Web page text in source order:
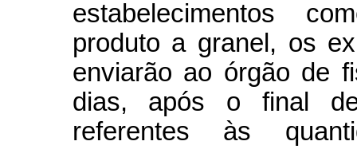
estabelecimentos
produto a granel, os
enviarão ao órgão de
dias, após o final
referentes às